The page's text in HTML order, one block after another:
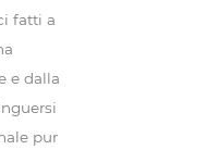
fatti a
e dalla
pur